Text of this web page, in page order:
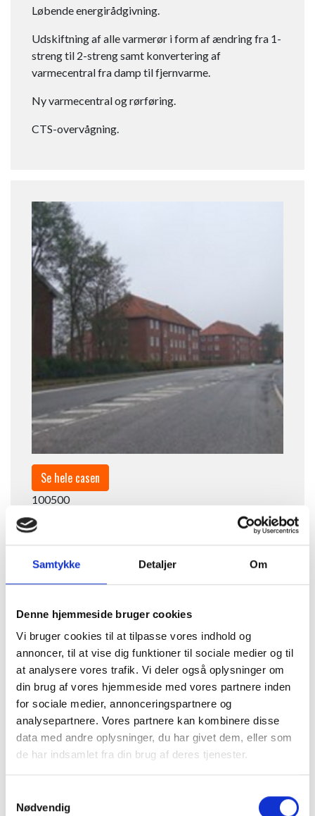
Samtykke Detaljer Om
Denne hjemmeside bruger cookies
Vi bruger cookies til at tilpasse vores indhold og
annoncer, til at vise dig funktioner til sociale medier og til
at analysere vores trafik. Vi deler også oplysninger om
din brug af vores hjemmeside med vores partnere inden
for sociale medier, annonceringspartnere og
analysepartnere. Vores partnere kan kombinere disse
data med andre oplysninger, du har givet dem, eller som
de har indsamlet fra din brug af deres tjenester.
Nødvendig
Løbende energirådgivning.
Udskiftning af alle varmerør i form af ændring fra 1-
streng til 2-streng samt konvertering af
varmecentral fra damp til fjernvarme.
Ny varmecentral og rørføring.
CTS-overvågning.​
Se hele casen
100500
E/F Nærum Park Nærum
Fjernvarme Vand 3 VC​
Renovering af 3 varmecentraler
Optimering af energiforbrug via TREND CTS-
anlæg.
Løbende energirådgivning.​
Renovering af 3 varmecentraler.
CTS-overvågning.​